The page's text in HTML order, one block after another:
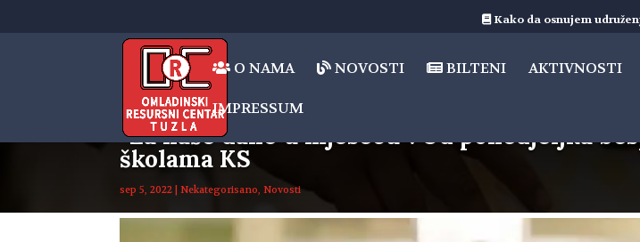
Kako da osnujem
O NAMA NOVOSTI BILTENI AKTIVNOSTI
IMPRESSUM
“Za naše dane u mjesecu”: Od ponedjeljka
školama KS
sep 5, 2022 |Nekategorisano,Novosti